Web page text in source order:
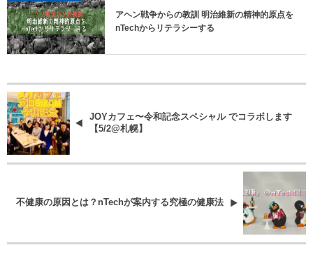
アヘン戦争からの教訓 明治維新の精神的原点を
nTechからリテラシーする
JOYカフェ〜令和記念スペシャル でコラボします
【5/2@札幌】
不健康の原因とは？nTechが案内する究極の健康法